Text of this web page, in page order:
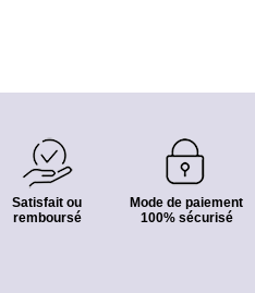
Satisfait ou
remboursé
Mode de paiement
100% sécurisé